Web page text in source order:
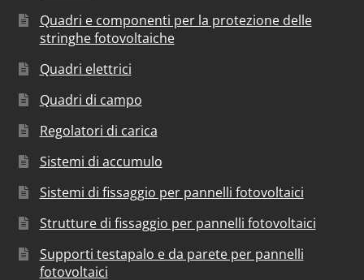
Quadri e componenti per la protezione delle
stringhe fotovoltaiche
Quadri elettrici
Quadri di campo
Regolatori di carica
Sistemi di accumulo
Sistemi di fissaggio per pannelli fotovoltaici
Strutture di fissaggio per pannelli fotovoltaici
Supporti testapalo e da parete per pannelli
fotovoltaici